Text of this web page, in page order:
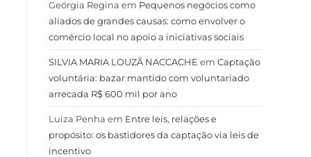
Geórgia Regina em Pequenos negócios como
aliados de grandes causas: como envolver o
comércio local no apoio a iniciativas sociais
SILVIA MARIA LOUZÃ NACCACHE em Captação
voluntária: bazar mantido com voluntariado
arrecada R$ 600 mil por ano
Luiza Penha em Entre leis, relações e
propósito: os bastidores da captação via leis de
incentivo